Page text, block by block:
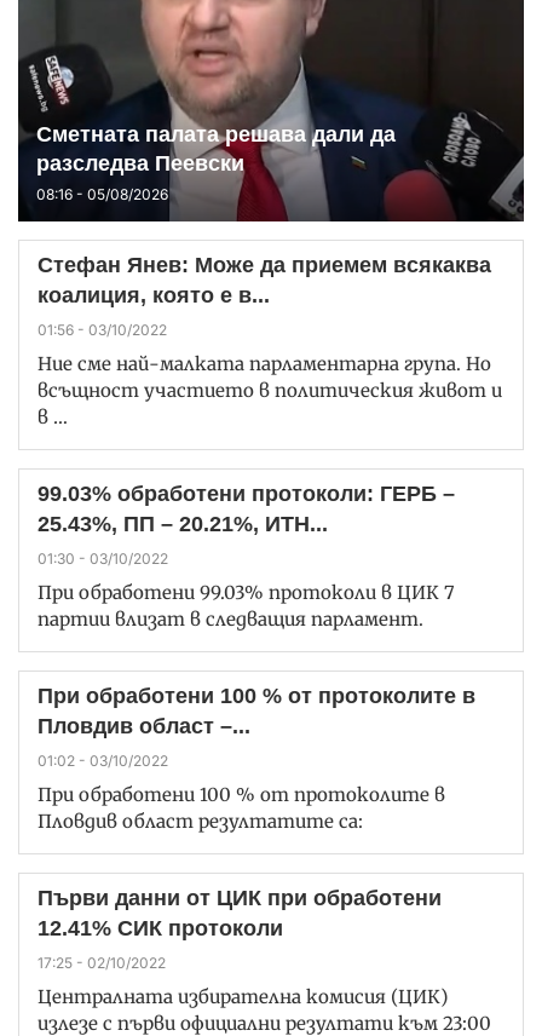
Сметната палата решава дали да
разследва Пеевски
08:16 - 05/08/2026
Стефан Янев: Може да приемем всякаква
коалиция, която е в...
01:56 - 03/10/2022
Ние сме най-малката парламентарна група. Но
всъщност участието в политическия живот и
в …
99.03% обработени протоколи: ГЕРБ –
25.43%, ПП – 20.21%, ИТН...
01:30 - 03/10/2022
При обработени 99.03% протоколи в ЦИК 7
партии влизат в следващия парламент.
При обработени 100 % от протоколите в
Пловдив област –...
01:02 - 03/10/2022
При обработени 100 % от протоколите в
Пловдив област резултатите са:
Първи данни от ЦИК при обработени
12.41% СИК протоколи
17:25 - 02/10/2022
Централната избирателна комисия (ЦИК)
излезе с първи официални резултати към 23:00